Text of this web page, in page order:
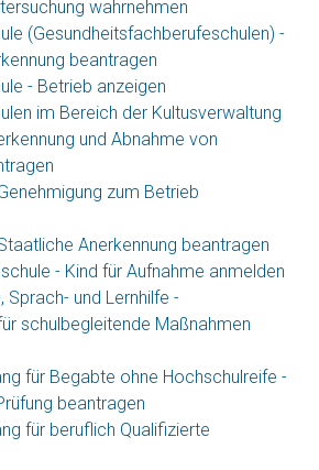
wahrnehmen
(Gesundheitsfachberufeschulen) -
beantragen
- Betrieb anzeigen
im Bereich der Kultusverwaltung
und Abnahme von
zum Betrieb
Anerkennung beantragen
- Kind für Aufnahme anmelden
Sprach- und Lernhilfe -
schulbegleitende Maßnahmen
für Begabte ohne Hochschulreife -
beantragen
für beruflich Qualifizierte